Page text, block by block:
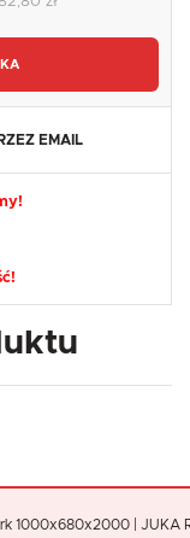
EMAIL
1000x680x2000 | JUKA